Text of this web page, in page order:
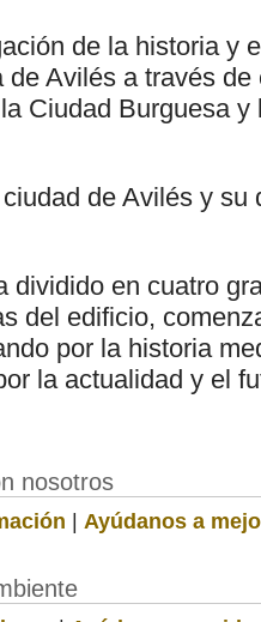
de la historia y
Avilés a través de
Ciudad Burguesa y
de Avilés y su
dividido en cuatro
del edificio,
por la historia
la actualidad y el
nosotros
| Ayúdanos a